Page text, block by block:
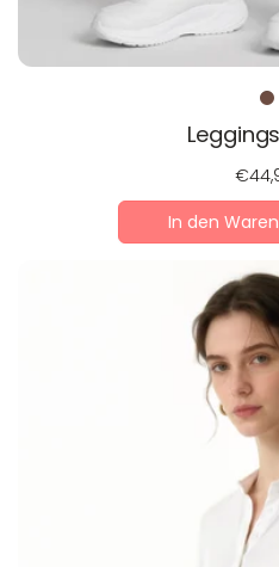
Preis
In den